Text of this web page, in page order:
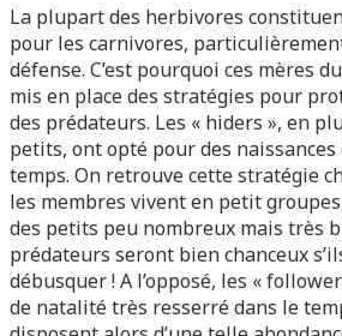
La plupart des herbivores
pour les carnivores,
défense. C’est pourquoi ces mères
mis en place des stratégies pour
des prédateurs. Les « hiders », en
petits, ont opté pour des
temps. On retrouve cette stratégie
les membres vivent en petit
des petits peu nombreux mais très
prédateurs seront bien chanceux
débusquer ! A l’opposé, les «
de natalité très resserré dans le